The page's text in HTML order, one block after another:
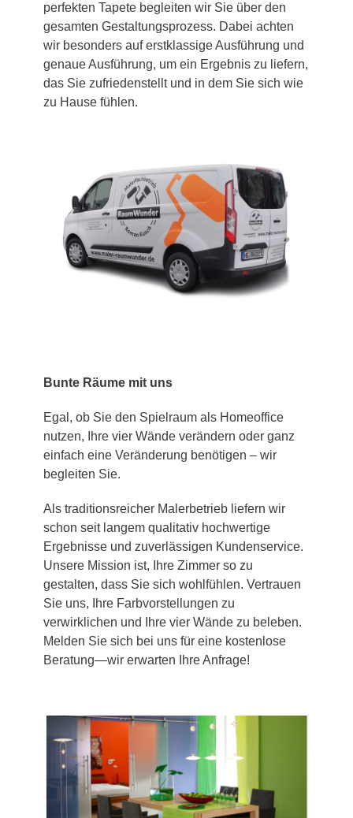
perfekten Tapete begleiten wir Sie über den
gesamten Gestaltungsprozess. Dabei achten
wir besonders auf erstklassige Ausführung und
genaue Ausführung, um ein Ergebnis zu liefern,
das Sie zufriedenstellt und in dem Sie sich wie
zu Hause fühlen.
Bunte Räume mit uns
Egal, ob Sie den Spielraum als Homeoffice
nutzen, Ihre vier Wände verändern oder ganz
einfach eine Veränderung benötigen – wir
begleiten Sie.
Als traditionsreicher Malerbetrieb liefern wir
schon seit langem qualitativ hochwertige
Ergebnisse und zuverlässigen Kundenservice.
Unsere Mission ist, Ihre Zimmer so zu
gestalten, dass Sie sich wohlfühlen. Vertrauen
Sie uns, Ihre Farbvorstellungen zu
verwirklichen und Ihre vier Wände zu beleben.
Melden Sie sich bei uns für eine kostenlose
Beratung—wir erwarten Ihre Anfrage!